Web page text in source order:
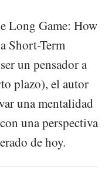
Long Game: How
Short-Term
un pensador a
plazo), el autor
una mentalidad
una perspectiva
de hoy.